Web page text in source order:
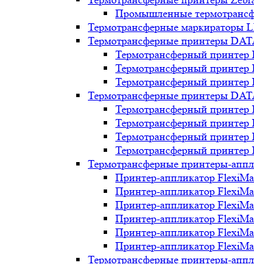
Промышленные
Термотрансферные маркираторы
Термотрансферные принтеры
Термотрансферный
Термотрансферный
Термотрансферный
Термотрансферные принтеры
Термотрансферный
Термотрансферный
Термотрансферный принтер
Термотрансферный
Термотрансферные принтеры-
Принтер-аппликатор
Принтер-аппликатор
Принтер-аппликатор
Принтер-аппликатор
Принтер-аппликатор
Принтер-аппликатор
Термотрансферные принтеры-